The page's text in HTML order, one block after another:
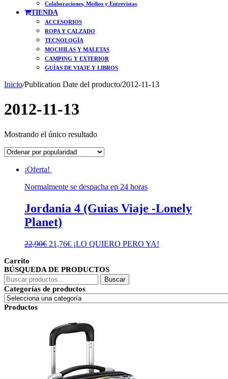
Colaboraciones, Medios y Entrevistas
TIENDA
ACCESORIOS
ROPA Y CALZADO
TECNOLOGÍA
MOCHILAS Y MALETAS
CAMPING Y EXTERIOR
GUÍAS DE VIAJE Y LIBROS
Inicio/Publication Date del producto/2012-11-13
2012-11-13
Mostrando el único resultado
¡Oferta!
Normalmente se despacha en 24 horas
Jordania 4 (Guias Viaje -Lonely
Planet)
22,90€ El
era:
22,90€.
21,76€El
es:
¡LO QUIERO PERO YA!
Carrito
BÚSQUEDA DE PRODUCTOS
Buscar
por:
Buscar
Categorías de productos
Productos